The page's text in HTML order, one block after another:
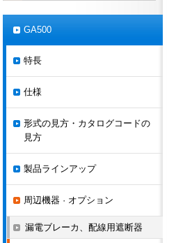
GA500
特長
仕様
形式の見方・カタログコードの
見方
製品ラインアップ
周辺機器 · オプション
漏電ブレーカ、配線用遮断器